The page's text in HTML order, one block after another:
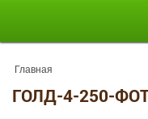
Главная
ГОЛД-4-250-